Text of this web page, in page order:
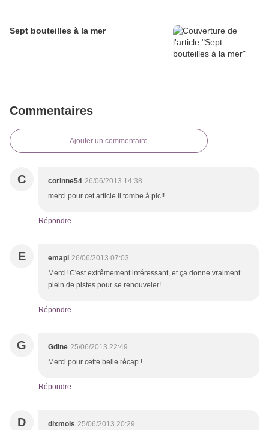
Sept bouteilles à la mer
Commentaires
Ajouter un commentaire
C corinne54 26/06/2013 14:38
merci pour cet article il tombe à pic!!
Répondre
E emapi 26/06/2013 07:03
Merci! C'est extrêmement intéressant, et ça donne vraiment
plein de pistes pour se renouveler!
Répondre
G Gdine 25/06/2013 22:49
Merci pour cette belle récap !
Répondre
D dixmois 25/06/2013 20:29